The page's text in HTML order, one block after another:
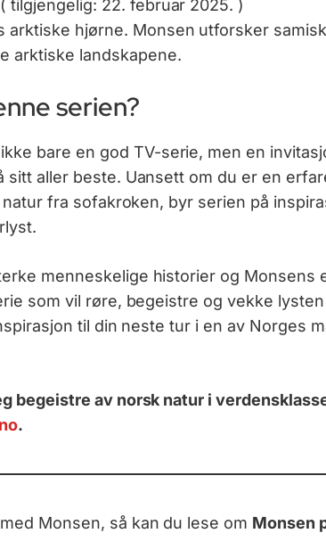
tilgjengelig: 22. februar 2025. )
arktiske hjørne. Monsen utforsker
arktiske landskapene.
serien?
bare en god TV-serie, men en
sitt aller beste. Uansett om du er en
fra sofakroken, byr serien på
menneskelige historier og Monsens
som vil røre, begeistre og vekke lysten
til din neste tur i en av Norges
begeistre av norsk natur i
.
Monsen, så kan du lese om Monsen